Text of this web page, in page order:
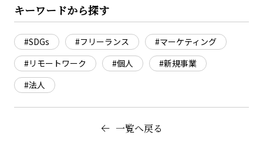
キーワードから探す
#SDGs #フリーランス
#マーケティング
#リモートワーク
#個人
#新規事業
#法人
一覧へ戻る